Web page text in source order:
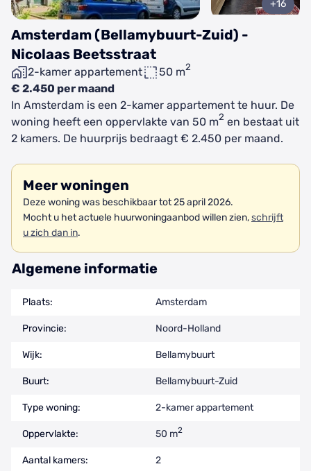
Amsterdam (Bellamybuurt-Zuid) -
Nicolaas Beetsstraat
2-kamer appartement 50 m2
€ 2.450 per maand
+16
In Amsterdam is een 2-kamer appartement te huur. De
woning heeft een oppervlakte van 50 m2 en bestaat uit
2 kamers. De huurprijs bedraagt € 2.450 per maand.
Meer woningen
Deze woning was beschikbaar tot 25 april 2026.
Mocht u het actuele huurwoningaanbod willen zien,schrijft
u zich dan in.
Algemene informatie
Plaats: Amsterdam
Provincie: Noord-Holland
Wijk: Bellamybuurt
Buurt: Bellamybuurt-Zuid
Type woning: 2-kamer appartement
Oppervlakte: 50 m2
Aantal kamers: 2